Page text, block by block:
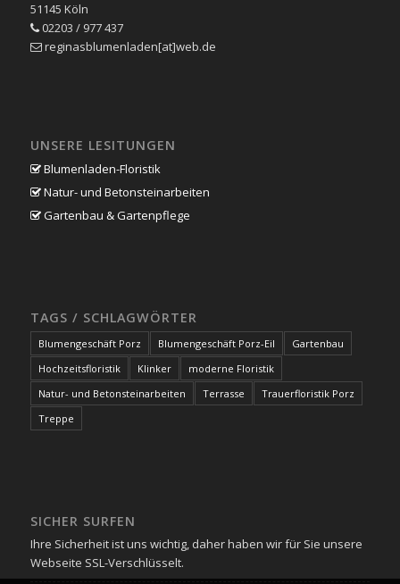
51145 Köln
02203 / 977 437
reginasblumenladen[at]web.de
UNSERE LESITUNGEN
Blumenladen-Floristik
Natur- und Betonsteinarbeiten
Gartenbau & Gartenpflege
TAGS / SCHLAGWÖRTER
Blumengeschäft Porz Blumengeschäft Porz-Eil
Gartenbau
Hochzeitsfloristik
Klinker
moderne Floristik
Natur- und Betonsteinarbeiten
Terrasse
Trauerfloristik Porz
Treppe
SICHER SURFEN
Ihre Sicherheit ist uns wichtig, daher haben wir für Sie unsere
Webseite SSL-Verschlüsselt.